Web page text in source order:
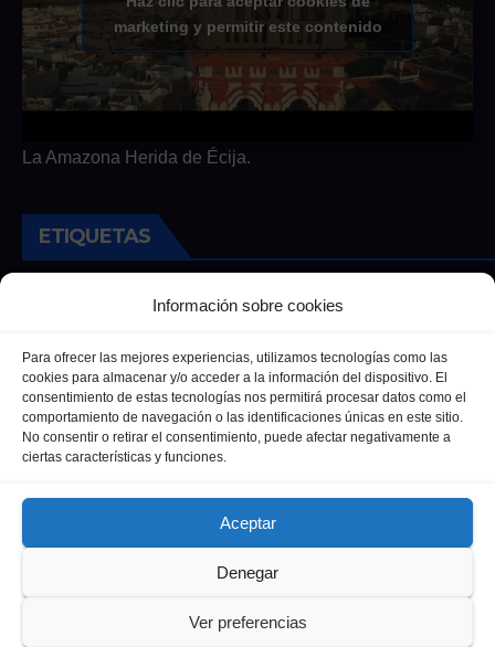
Información sobre cookies
Para ofrecer las mejores experiencias, utilizamos tecnologías como las
cookies para almacenar y/o acceder a la información del dispositivo. El
consentimiento de estas tecnologías nos permitirá procesar datos como el
comportamiento de navegación o las identificaciones únicas en este sitio.
No consentir o retirar el consentimiento, puede afectar negativamente a
ciertas características y funciones.
Aceptar
Denegar
Ver preferencias
marketing y permitir este contenido
La Amazona Herida de Écija.
ETIQUETAS
Andalucía Cultura Deportes